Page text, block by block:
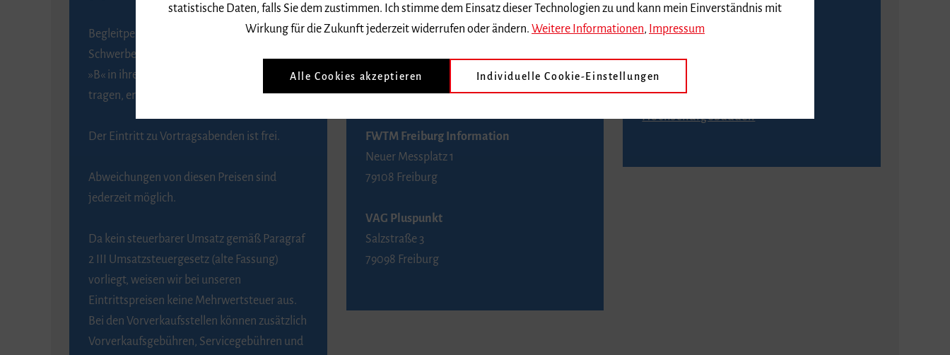
Begleitpersonen von Menschen mit
Schwerbehinderung, die das Merkzeichen
»B« in ihrem Schwerbehindertenausweis
tragen, erhalten eine Freikarte.
Der Eintritt zu Vortragsabenden ist frei.
Abweichungen von diesen Preisen sind
jederzeit möglich.
Da kein steuerbarer Umsatz gemäß Paragraf
2 III Umsatzsteuergesetz (alte Fassung)
vorliegt, weisen wir bei unseren
Eintrittspreisen keine Mehrwertsteuer aus.
Bei den Vorverkaufsstellen können zusätzlich
Vorverkaufsgebühren, Servicegebühren und
bis drei Tage vor einem Konzert möglich)
Rathausplatz 2-4
79098 Freiburg
FWTM Freiburg Information
Neuer Messplatz 1
79108 Freiburg
VAG Pluspunkt
Salzstraße 3
79098 Freiburg
Anfahrt
Wie komme ich zu den
Hochschulgebäuden
statistische Daten, falls Sie dem zustimmen. Ich stimme dem Einsatz dieser Technologien zu und kann mein Einverständnis mit
Wirkung für die Zukunft jederzeit widerrufen oder ändern. Weitere Informationen Impressum
Alle Cookies akzeptieren Individuelle Cookie-Einstellungen